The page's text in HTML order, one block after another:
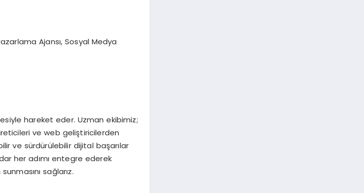
Ajansı, Sosyal Medya
hareket eder. Uzman ekibimiz;
ve web geliştiricilerden
ve sürdürülebilir dijital başarılar
her adımı entegre ederek
sağlarız.